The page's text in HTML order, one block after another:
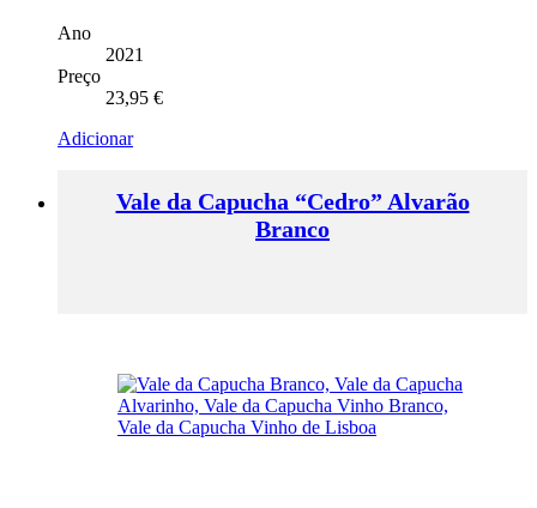
Ano
2021
Preço
23,95 €
Adicionar
Vale da Capucha “Cedro” Alvarão
Branco